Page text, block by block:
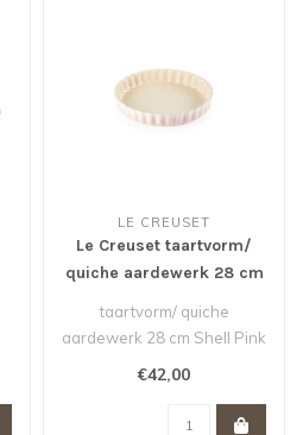
LE CREUSET
Le Creuset taartvorm/
quiche aardewerk 28 cm
voor 42,- *
taartvorm/ quiche
aardewerk 28 cm Shell Pink
actie van 55,- voor 42,- *De
€42,00